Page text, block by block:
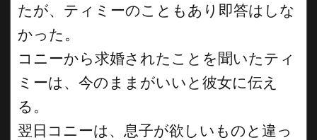
たが、ティミーのこともあり即答はしな
かった。
コニーから求婚されたことを聞いたティ
ミーは、今のままがいいと彼女に伝え
る。
翌日コニーは、息子が欲しいものと違っ